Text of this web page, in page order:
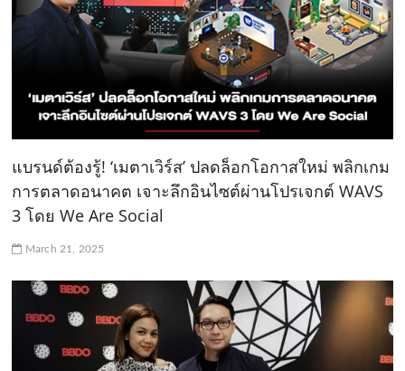
o
m
แบรนด์ต้องรู้! ‘เมตาเวิร์ส’ ปลดล็อกโอกาสใหม่ พลิกเกม
การตลาดอนาคต เจาะลึกอินไซต์ผ่านโปรเจกต์ WAVS
3 โดย We Are Social
March 21, 2025